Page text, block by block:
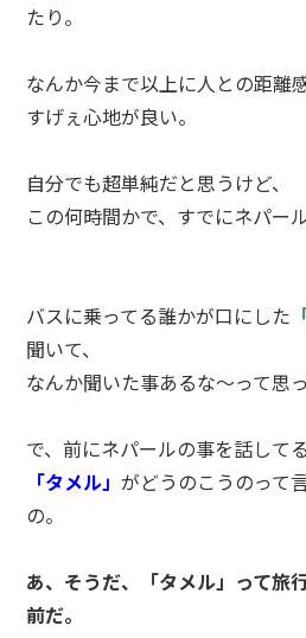
たり。
なんか今まで以上に人との距離
すげぇ心地が良い。
自分でも超単純だと思うけど、
この何時間かで、すでにネパー
バスに乗ってる誰かが口にした
聞いて、
なんか聞いた事あるな～って思
で、前にネパールの事を話して
「タメル」がどうのこうのって
の。
あ、そうだ、「タメル」って旅
前だ。